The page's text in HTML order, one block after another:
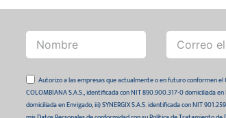
Autorizo a las empresas que actualmente o en futuro conformen el
COLOMBIANA S.A.S., identificada con NIT 890.900.317-0 domiciliada
domiciliada en Envigado, iii) SYNERGIX S.A.S. identificada con NIT